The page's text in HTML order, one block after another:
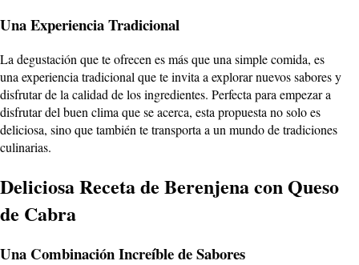
Una Experiencia Tradicional
La degustación que te ofrecen es más que una simple comida, es
una experiencia tradicional que te invita a explorar nuevos sabores y
disfrutar de la calidad de los ingredientes. Perfecta para empezar a
disfrutar del buen clima que se acerca, esta propuesta no solo es
deliciosa, sino que también te transporta a un mundo de tradiciones
culinarias.
Deliciosa Receta de Berenjena con Queso
de Cabra
Una Combinación Increíble de Sabores